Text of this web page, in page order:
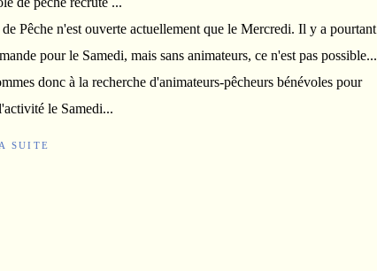
Pêche n'est ouverte actuellement que le Mercredi. Il y a pourtant
pour le Samedi, mais sans animateurs, ce n'est pas possible...
donc à la recherche d'animateurs-pêcheurs bénévoles pour
le Samedi...
SUITE